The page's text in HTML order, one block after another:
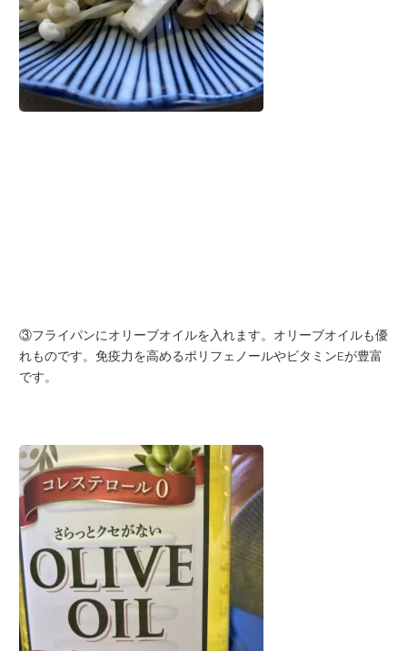
③フライパンにオリーブオイルを入れます。オリーブオイルも優
れものです。免疫力を高めるポリフェノールやビタミンEが豊富
です。